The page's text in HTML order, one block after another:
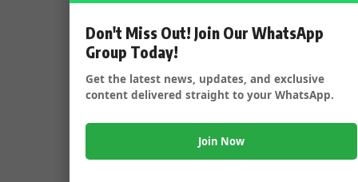
Don't Miss Out! Join Our WhatsApp
Group Today!
Get the latest news, updates, and exclusive
content delivered straight to your WhatsApp.
Join Now